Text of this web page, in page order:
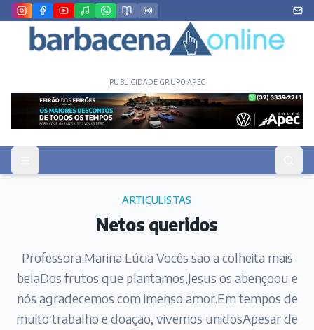
PUBLICIDADE GRUPO APEC
ARTICULISTAS
Netos queridos
Professora Marina Lúcia Vocês são a colheita mais
belaDos frutos que plantamos,Jesus os abençoou e
nós agradecemos com imenso amor.Em tempos de
muito trabalho e doação, vivemos unidosApesar de